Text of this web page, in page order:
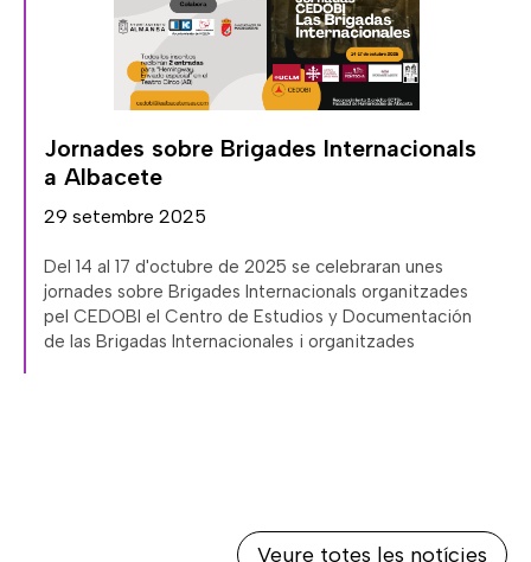
Jornades sobre Brigades Internacionals
a Albacete
29 setembre 2025
Del 14 al 17 d'octubre de 2025 se celebraran unes
jornades sobre Brigades Internacionals organitzades
pel CEDOBI el Centro de Estudios y Documentación
de las Brigadas Internacionales i organitzades
Veure totes les notícies